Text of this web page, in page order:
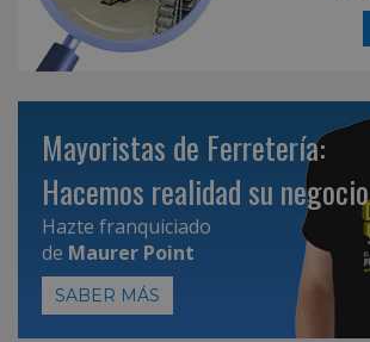
Mayoristas de Ferretería:
Hacemos realidad su negocio
Hazte franquiciado
de Maurer Point
SABER MÁS